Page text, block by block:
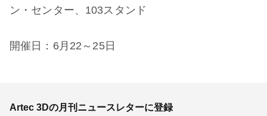
ン・センター、103スタンド
開催日：6月22～25日
Artec 3Dの月刊ニュースレターに登録